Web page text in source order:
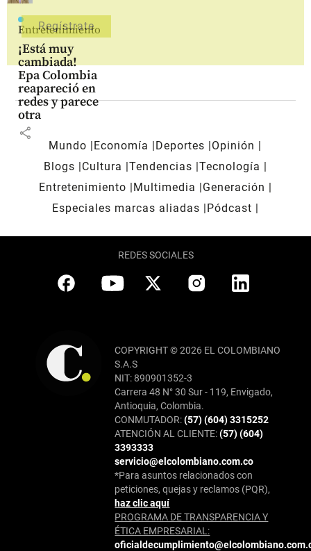
Entretenimiento
¡Está muy
cambiada!
Epa Colombia
reapareció en
redes y parece
otra
share
Mundo Economía Deportes
Opinión
Blogs
Cultura Tendencias Tecnología
Entretenimiento
Multimedia
Generación
Especiales marcas aliadas
Pódcast
REDES SOCIALES
COPYRIGHT © 2026 EL COLOMBIANO
S.A.S
NIT: 890901352-3
Carrera 48 N° 30 Sur - 119, Envigado,
Antioquia, Colombia.
CONMUTADOR:(57) (604) 3315252
ATENCIÓN AL CLIENTE:(57) (604)
3393333
servicio@elcolombiano.com.co
*Para asuntos relacionados con
peticiones, quejas y reclamos (PQR),
haz clic aquí
PROGRAMA DE TRANSPARENCIA Y
ÉTICA EMPRESARIAL: